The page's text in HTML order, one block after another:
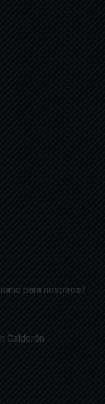
para nosotros?
Calderón